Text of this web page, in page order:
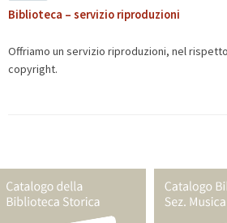
Biblioteca – servizio riproduzioni
Offriamo un servizio riproduzioni, nel
copyright.